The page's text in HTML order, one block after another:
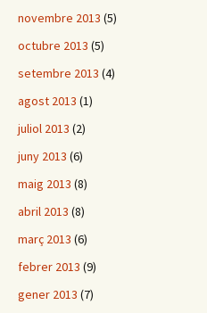
novembre 2013 (5)
octubre 2013 (5)
setembre 2013 (4)
agost 2013 (1)
juliol 2013 (2)
juny 2013 (6)
maig 2013 (8)
abril 2013 (8)
març 2013 (6)
febrer 2013 (9)
gener 2013 (7)